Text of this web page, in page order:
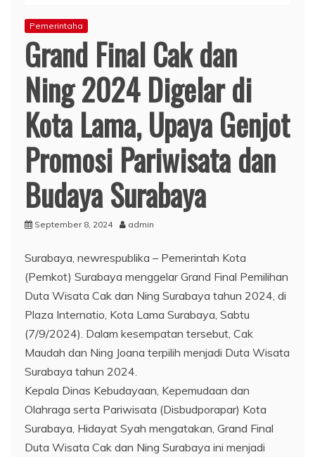
Pemerintaha
Grand Final Cak dan
Ning 2024 Digelar di
Kota Lama, Upaya Genjot
Promosi Pariwisata dan
Budaya Surabaya
September 8, 2024 admin
Surabaya, newrespublika – Pemerintah Kota
(Pemkot) Surabaya menggelar Grand Final Pemilihan
Duta Wisata Cak dan Ning Surabaya tahun 2024, di
Plaza Internatio, Kota Lama Surabaya, Sabtu
(7/9/2024). Dalam kesempatan tersebut, Cak
Maudah dan Ning Joana terpilih menjadi Duta Wisata
Surabaya tahun 2024.
Kepala Dinas Kebudayaan, Kepemudaan dan
Olahraga serta Pariwisata (Disbudporapar) Kota
Surabaya, Hidayat Syah mengatakan, Grand Final
Duta Wisata Cak dan Ning Surabaya ini menjadi